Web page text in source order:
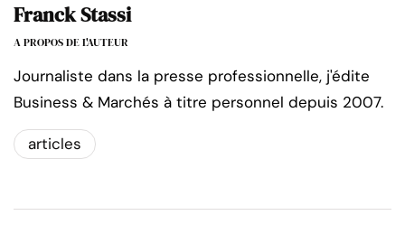
Franck Stassi
A PROPOS DE L'AUTEUR
Journaliste dans la presse professionnelle, j'édite
Business & Marchés à titre personnel depuis 2007.
articles